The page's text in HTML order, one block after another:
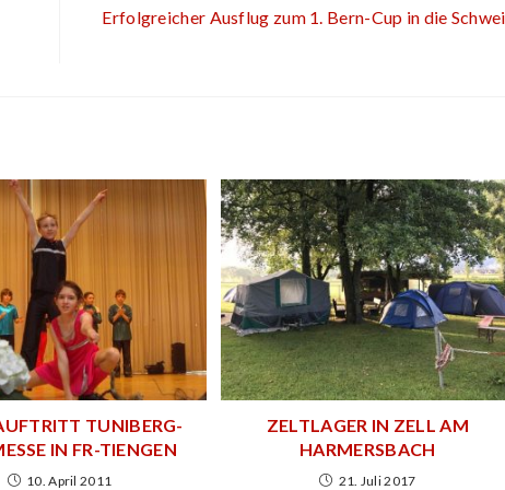
Erfolgreicher Ausflug zum 1. Bern-Cup in die
TUNIBERG-
IN FR-TIENGEN
10. April 2011
ZELTLAGER IN ZELL AM
HARMERSBACH
21. Juli 2017